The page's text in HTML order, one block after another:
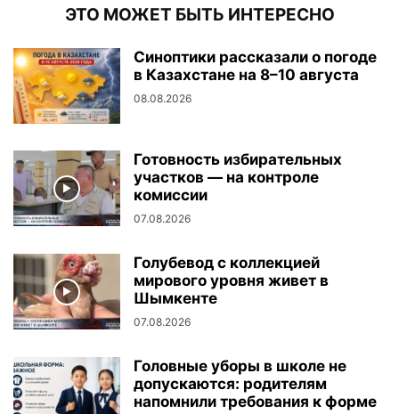
ЭТО МОЖЕТ БЫТЬ ИНТЕРЕСНО
Синоптики рассказали о погоде
в Казахстане на 8–10 августа
08.08.2026
Готовность избирательных
участков — на контроле
комиссии
07.08.2026
Голубевод с коллекцией
мирового уровня живет в
Шымкенте
07.08.2026
Головные уборы в школе не
допускаются: родителям
напомнили требования к форме